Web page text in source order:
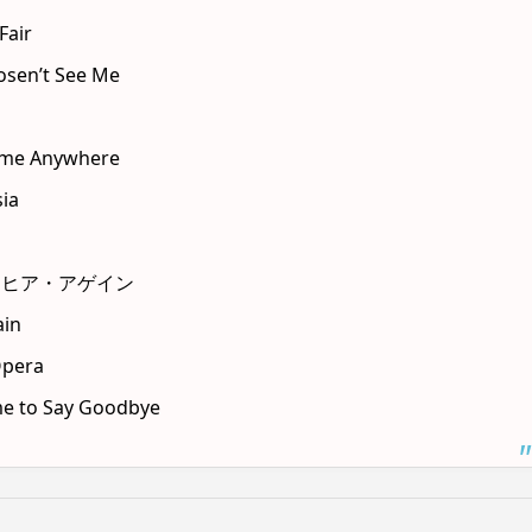
See Me
Anywhere
ア・アゲイン
to Say Goodbye